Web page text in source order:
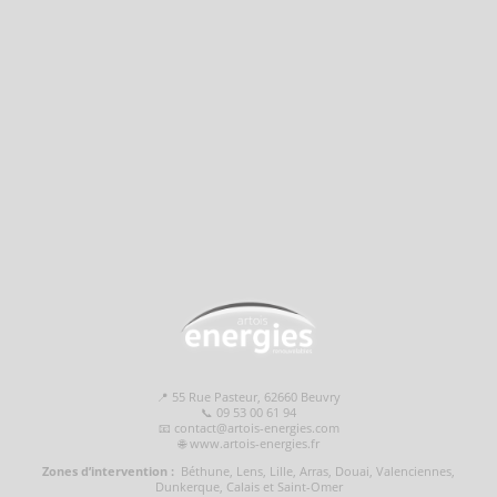
📍 55 Rue Pasteur, 62660 Beuvry
📞 09 53 00 61 94
📧 contact@artois-energies.com
🌐 www.artois-energies.fr
Zones d’intervention : Béthune, Lens, Lille, Arras, Douai, Valenciennes,
Dunkerque, Calais et Saint-Omer